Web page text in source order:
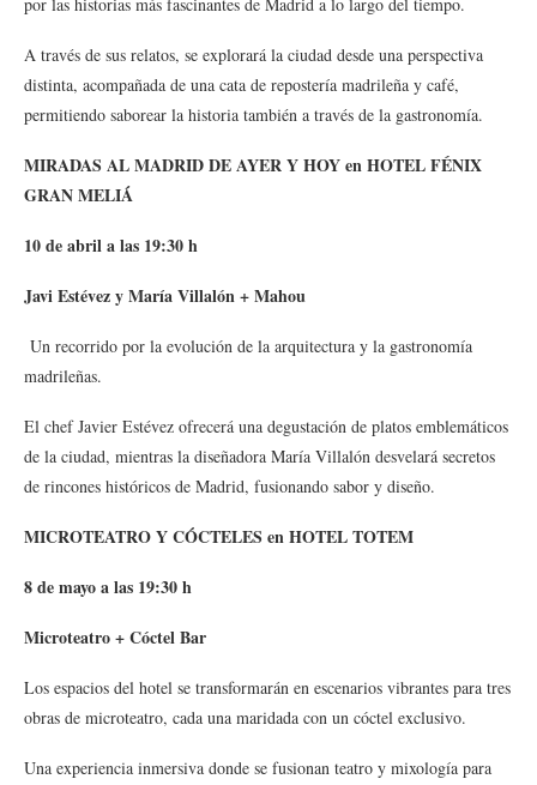
A través de sus relatos, se explorará la ciudad desde una perspectiva
distinta, acompañada de una cata de repostería madrileña y café,
permitiendo saborear la historia también a través de la gastronomía.
MIRADAS AL MADRID DE AYER Y HOY en HOTEL FÉNIX
GRAN MELIÁ
10 de abril a las 19:30 h
Javi Estévez y María Villalón + Mahou
Un recorrido por la evolución de la arquitectura y la gastronomía
madrileñas.
El chef Javier Estévez ofrecerá una degustación de platos emblemáticos
de la ciudad, mientras la diseñadora María Villalón desvelará secretos
de rincones históricos de Madrid, fusionando sabor y diseño.
MICROTEATRO Y CÓCTELES en HOTEL TOTEM
8 de mayo a las 19:30 h
Microteatro + Cóctel Bar
Los espacios del hotel se transformarán en escenarios vibrantes para tres
obras de microteatro, cada una maridada con un cóctel exclusivo.
Una experiencia inmersiva donde se fusionan teatro y mixología para